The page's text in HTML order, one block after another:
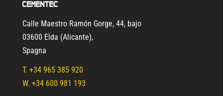
Cementec
Calle Maestro Ramón Gorge, 44, bajo
03600 Elda (Alicante),
Spagna
T. +34 965 385 920
W. +34 600 981 193